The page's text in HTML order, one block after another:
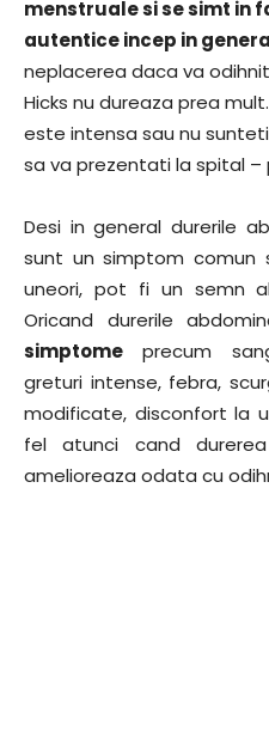
menstruale si se simt in
autentice incep in
neplacerea daca va
Hicks nu dureaza prea
este intensa sau nu
sa va prezentati la spital
Desi in general durerile
sunt un simptom comun
uneori, pot fi un semn
Oricand durerile
simptome precum
greturi intense, febra,
modificate, disconfort la
fel atunci cand
amelioreaza odata cu